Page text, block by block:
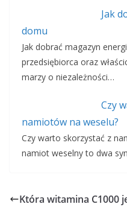
Jak
domu
Jak dobrać magazyn
przedsiębiorca oraz
marzy o niezależności…
Czy
namiotów na weselu?
Czy warto skorzystać z
namiot weselny to dwa
Która witamina C1000